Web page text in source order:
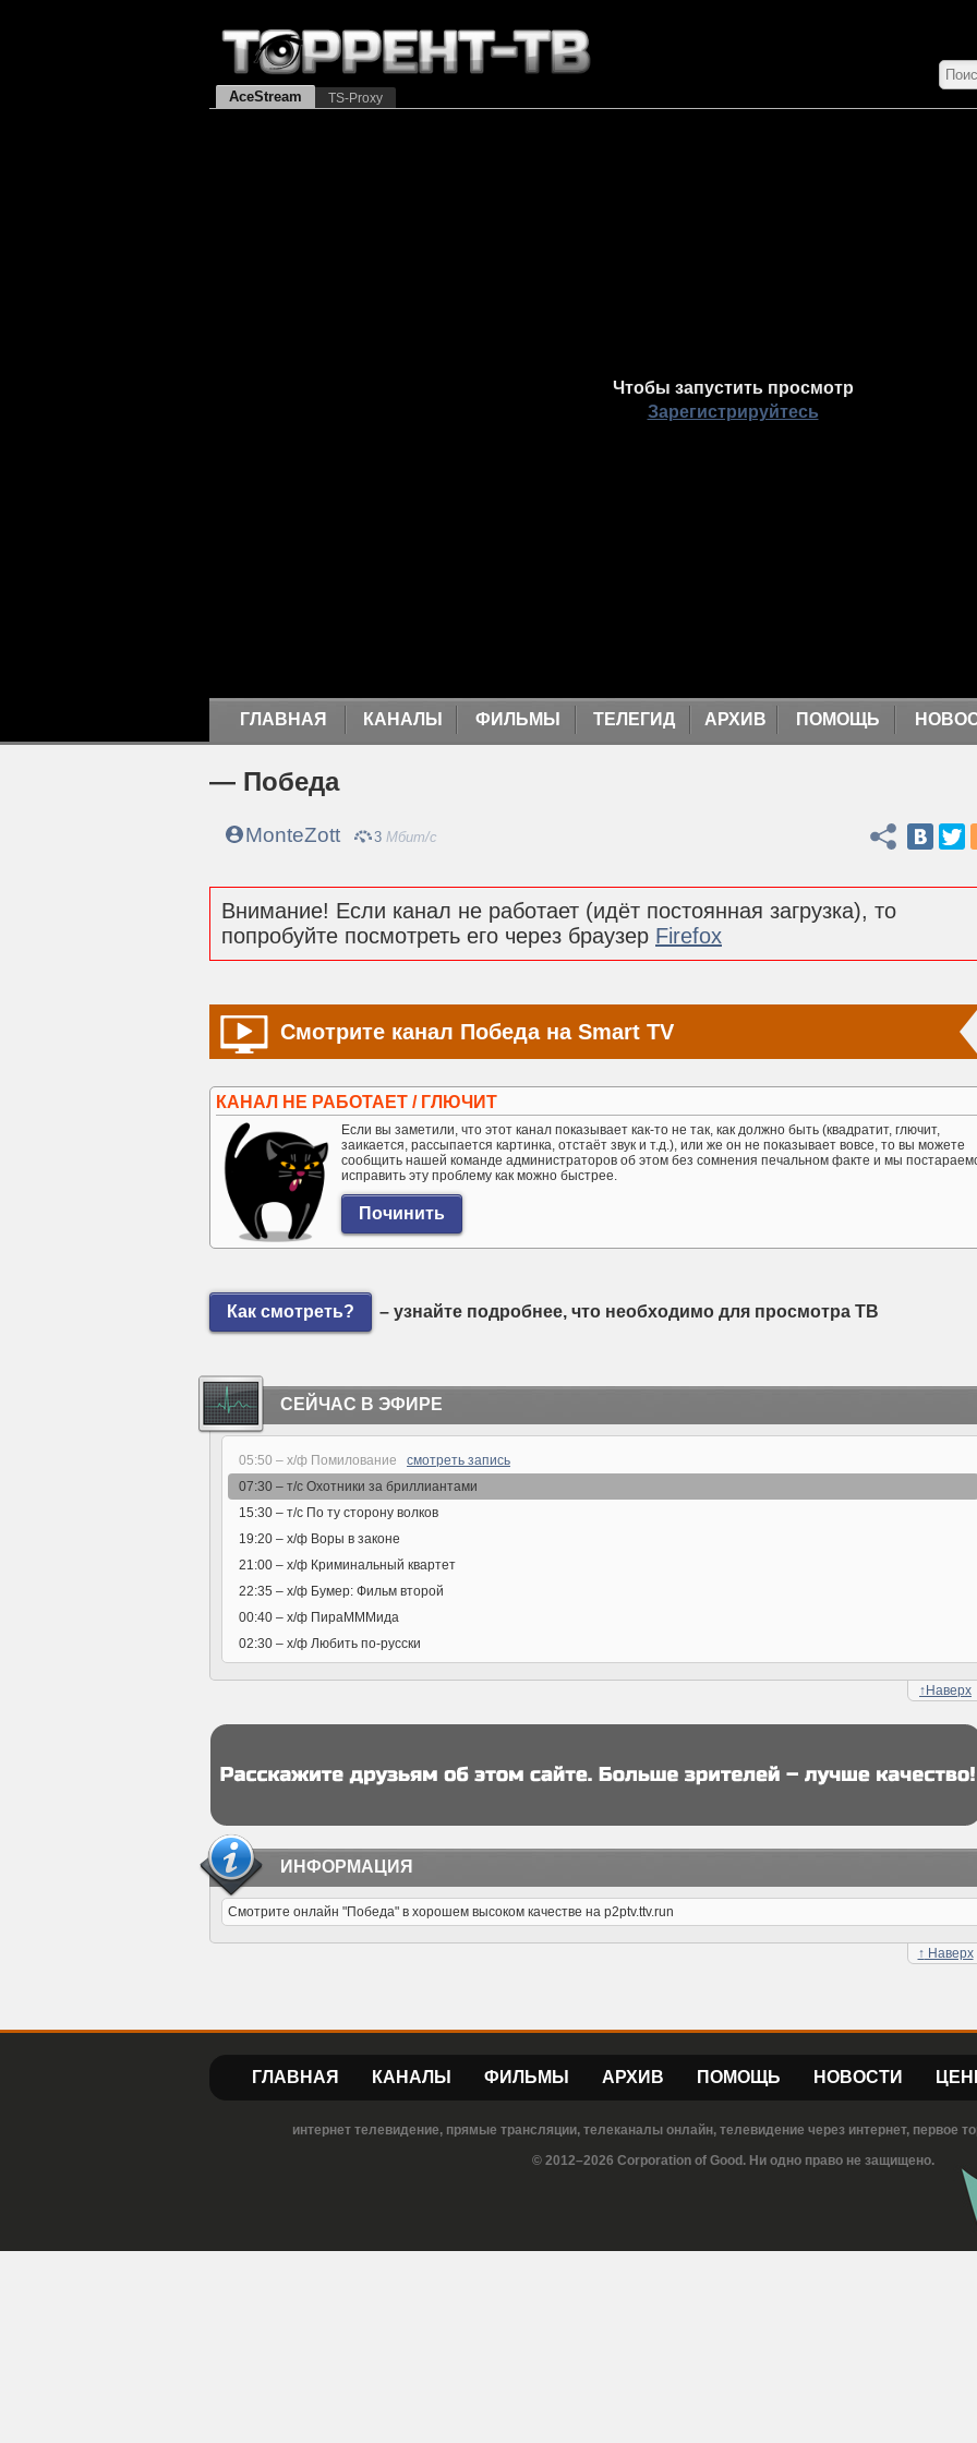
AceStream TS-Proxy
Чтобы запустить просмотр
Зарегистрируйтесь
ГЛАВНАЯ КАНАЛЫ ФИЛЬМЫ ТЕЛЕГИД АРХИВ ПОМОЩЬ
— Победа
MonteZott 3 Мбит/с Поделиться
Внимание! Если канал не работает (идёт постоянная загрузка), то
попробуйте посмотреть его через браузер Firefox
Смотрите канал Победа на Smart TV
КАНАЛ НЕ РАБОТАЕТ / ГЛЮЧИТ
Если вы заметили, что этот канал показывает как-то не так, как должно быть (квадратит, глючит,
заикается, рассыпается картинка, отстаёт звук и т.д.), или же он не показывает вовсе, то вы можете
сообщить нашей команде администраторов об этом без сомнения печальном факте и мы
исправить эту проблему как можно быстрее.
Как смотреть? – узнайте подробнее, что необходимо для просмотра ТВ
СЕЙЧАС В ЭФИРЕ
05:50 – х/ф Помилование смотреть запись
07:30 – т/с Охотники за бриллиантами
15:30 – т/с По ту сторону волков
19:20 – х/ф Воры в законе
21:00 – х/ф Криминальный квартет
22:35 – х/ф Бумер: Фильм второй
00:40 – х/ф ПираМММида
02:30 – х/ф Любить по-русски
↑ Наверх
ИНФОРМАЦИЯ
Смотрите онлайн "Победа" в хорошем высоком качестве на p2ptv.ttv.run
↑ Наверх
ГЛАВНАЯ КАНАЛЫ ФИЛЬМЫ АРХИВ ПОМОЩЬ НОВОСТИ
интернет телевидение, прямые трансляции, телеканалы онлайн, телевидение через интернет, первое
© 2012–2026 Corporation of Good. Ни одно право не защищено.